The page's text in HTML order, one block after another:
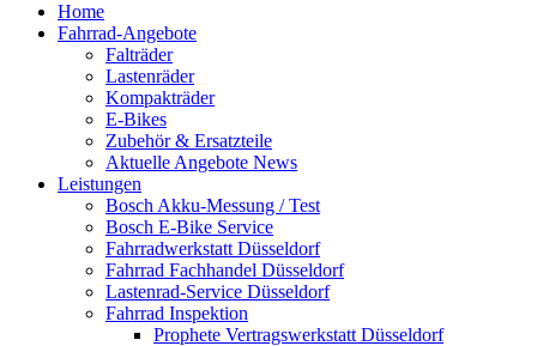
Home
Fahrrad-Angebote
Falträder
Lastenräder
Kompakträder
E-Bikes
Zubehör & Ersatzteile
Aktuelle Angebote News
Leistungen
Bosch Akku-Messung / Test
Bosch E-Bike Service
Fahrradwerkstatt Düsseldorf
Fahrrad Fachhandel Düsseldorf
Lastenrad-Service Düsseldorf
Fahrrad Inspektion
Prophete Vertragswerkstatt Düsseldorf